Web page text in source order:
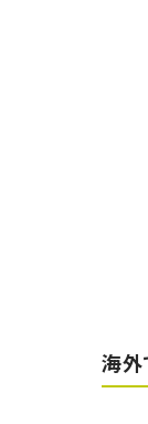
海外